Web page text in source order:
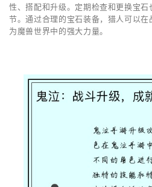
性、搭配和升级。定期检查和更换宝
节。通过合理的宝石装备，猎人可以
为魔兽世界中的强大力量。